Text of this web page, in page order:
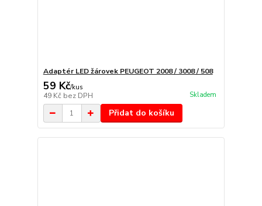
Adaptér LED žárovek PEUGEOT 2008 / 3008 / 508
59 Kč/kus
49 Kč bez DPH Skladem
Přidat do košíku